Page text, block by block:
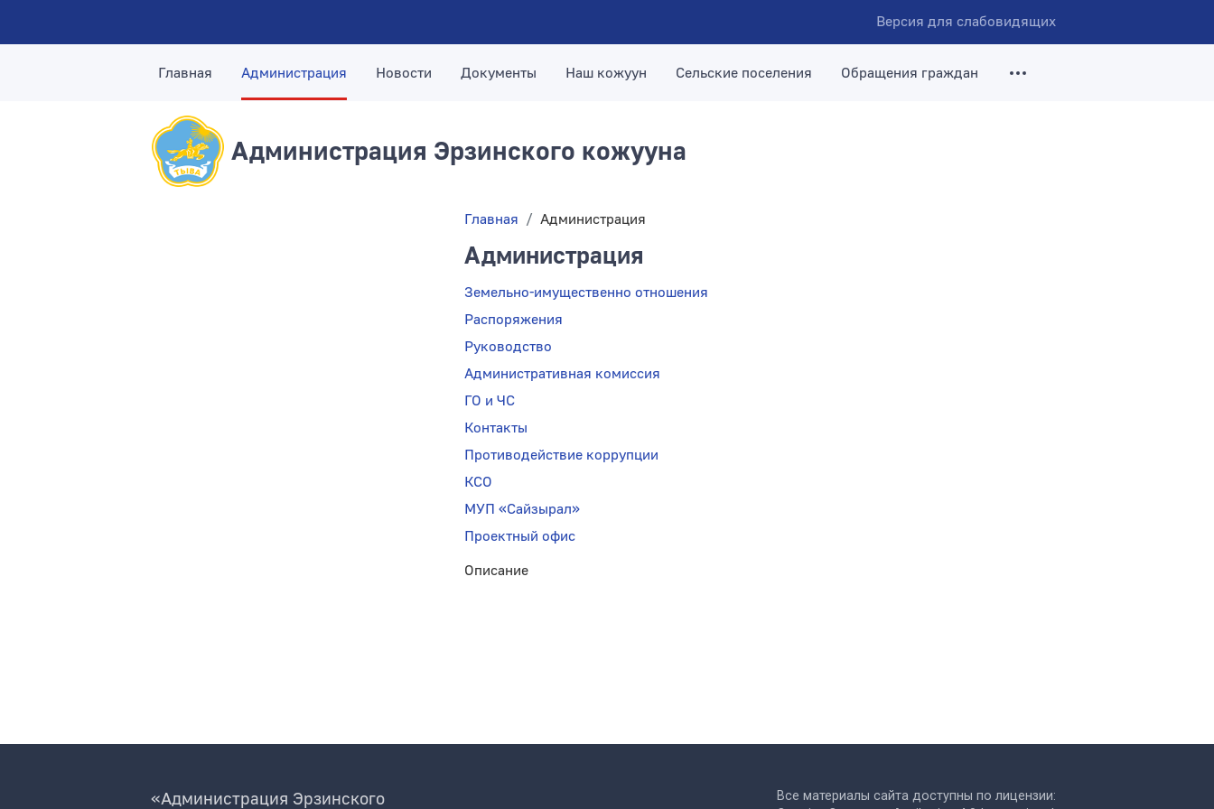
Версия для слабовидящих
Главная Администрация Новости Документы Наш кожуун Сельские поселения Обращения граждан
Администрация Эрзинского кожууна
Главная Администрация
Администрация
Земельно-имущественно отношения
Распоряжения
Руководство
Административная комиссия
ГО и ЧС
Контакты
Противодействие коррупции
КСО
МУП «Сайзырал»
Проектный офис
Описание
«Администрация Эрзинского
Все материалы сайта доступны по лицензии: